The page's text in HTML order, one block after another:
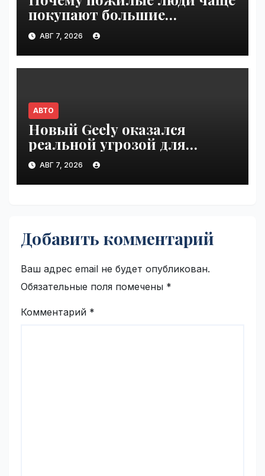
покупают большие
внедорожники, чем
молодёжь | VseTime.ru
АВГ 7, 2026
АВТО
Новый Geely оказался
реальной угрозой для
Volkswagen Polo в Германии |
VseTime.ru
АВГ 7, 2026
Добавить комментарий
Ваш адрес email не будет опубликован.
Обязательные поля помечены *
Комментарий *